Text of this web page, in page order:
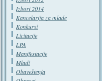
Izbori 2014
Kancelarija za mlade
Konkursi
Licitacije
LPA
Manifestacije
Mladi
Obaveštenja